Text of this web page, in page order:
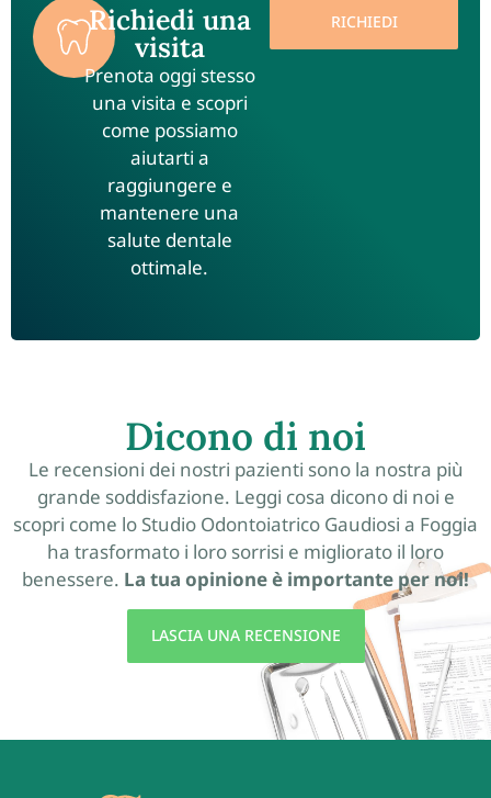
Richiedi una
visita
Prenota oggi stesso
una visita e scopri
come possiamo
aiutarti a
raggiungere e
mantenere una
salute dentale
ottimale.
RICHIEDI
Dicono di noi
Le recensioni dei nostri pazienti sono la nostra più
grande soddisfazione. Leggi cosa dicono di noi e
scopri come lo Studio Odontoiatrico Gaudiosi a Foggia
ha trasformato i loro sorrisi e migliorato il loro
benessere. La tua opinione è importante per noi!
LASCIA UNA RECENSIONE